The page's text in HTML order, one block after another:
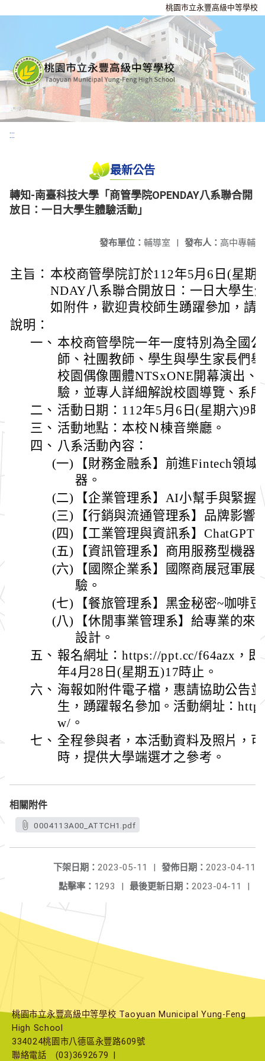
桃園市立永豐高級中等學校
:::
最新公告
轉知-南臺科技大學「商管學院OPENDAY八系聯合開
放日：一日大學生體驗活動」
發布人： 高中專輔
發布單位： 輔導室 |
主旨： 本校商管學院訂於112年5月6日(星期
NDAY八系聯合開放日：一日大學生
如附件，歡迎貴校師生踴躍參加，請
說明：
一、 本校商管學院一年一度特別為全國
師、社團教師、學生與學生家長們
校園偶像團體NTSxONE開幕演出、
驗，並專人詳細解說校園導覽、系
二、 活動日期：112年5月6日(星期六)9
三、 活動地點：本校Ｎ棟音樂廳。
四、 八系活動內容：
(一)
【財務金融系】前進Fintech領
器。
(二)
【企業管理系】AI小幫手與緊握
(三)
【行銷與流通管理系】品牌影響
(四)
【工業管理與資訊系】
(五)
【資訊管理系】商用服務型機器
(六)
【國際企業系】國際商展冠軍展
驗。
(七)
【餐旅管理系】黑金秘密~咖啡
(八)
【休閒事業管理系】給專業的來
設計。
五、 報名網址：https://ppt.cc/f64azx，
年4月28日(星期五)17時止。
六、 海報如附件電子檔，惠請協助公告
生，踴躍報名參加。活動網址：
w/。
七、 全程參與者，本活動資料及照片，
時，提供大學端選才之參考。
相關附件
0004113A00_ATTCH1.pdf
發佈日期： 2023-04-11
下架日期： 2023-05-11
|
最後更新日期： 2023-04-11 |
點擊率： 1293 |
桃園市立永豐高級中等學校 Taoyuan Municipal Yung-Feng
High School
334024桃園市八德區永豐路609號
聯絡電話
(03)3692679